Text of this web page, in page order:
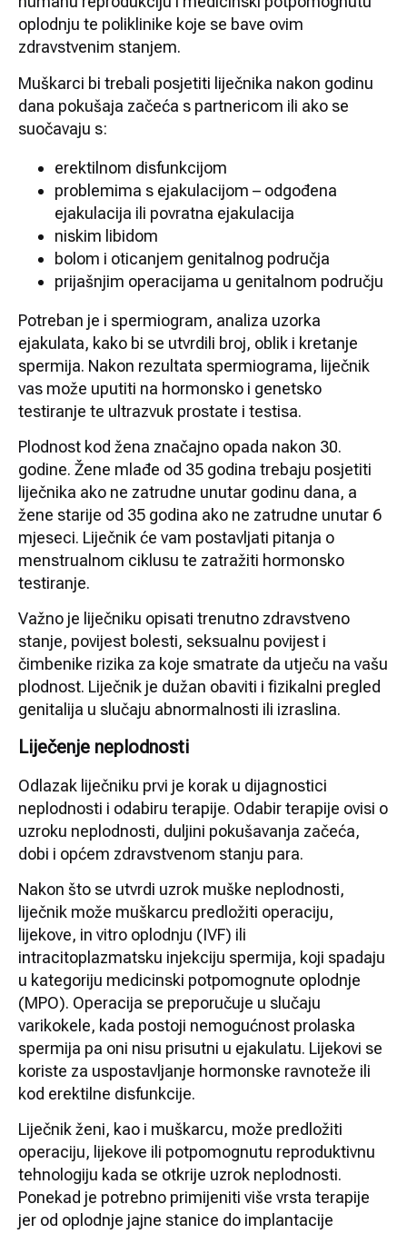
oplodnju te poliklinike koje se bave ovim
zdravstvenim stanjem.
Muškarci bi trebali posjetiti liječnika nakon godinu
dana pokušaja začeća s partnericom ili ako se
suočavaju s:
erektilnom disfunkcijom
problemima s ejakulacijom – odgođena
ejakulacija ili povratna ejakulacija
niskim libidom
bolom i oticanjem genitalnog područja
prijašnjim operacijama u genitalnom području
Potreban je i spermiogram, analiza uzorka
ejakulata, kako bi se utvrdili broj, oblik i kretanje
spermija. Nakon rezultata spermiograma, liječnik
vas može uputiti na hormonsko i genetsko
testiranje te ultrazvuk prostate i testisa.
Plodnost kod žena značajno opada nakon 30.
godine. Žene mlađe od 35 godina trebaju posjetiti
liječnika ako ne zatrudne unutar godinu dana, a
žene starije od 35 godina ako ne zatrudne unutar 6
mjeseci. Liječnik će vam postavljati pitanja o
menstrualnom ciklusu te zatražiti hormonsko
testiranje.
Važno je liječniku opisati trenutno zdravstveno
stanje, povijest bolesti, seksualnu povijest i
čimbenike rizika za koje smatrate da utječu na vašu
plodnost. Liječnik je dužan obaviti i fizikalni pregled
genitalija u slučaju abnormalnosti ili izraslina.
Liječenje neplodnosti
Odlazak liječniku prvi je korak u dijagnostici
neplodnosti i odabiru terapije. Odabir terapije ovisi o
uzroku neplodnosti, duljini pokušavanja začeća,
dobi i općem zdravstvenom stanju para.
Nakon što se utvrdi uzrok muške neplodnosti,
liječnik može muškarcu predložiti operaciju,
lijekove, in vitro oplodnju (IVF) ili
intracitoplazmatsku injekciju spermija, koji spadaju
u kategoriju medicinski potpomognute oplodnje
(MPO). Operacija se preporučuje u slučaju
varikokele, kada postoji nemogućnost prolaska
spermija pa oni nisu prisutni u ejakulatu. Lijekovi se
koriste za uspostavljanje hormonske ravnoteže ili
kod erektilne disfunkcije.
Liječnik ženi, kao i muškarcu, može predložiti
operaciju, lijekove ili potpomognutu reproduktivnu
tehnologiju kada se otkrije uzrok neplodnosti.
Ponekad je potrebno primijeniti više vrsta terapije
jer od oplodnje jajne stanice do implantacije